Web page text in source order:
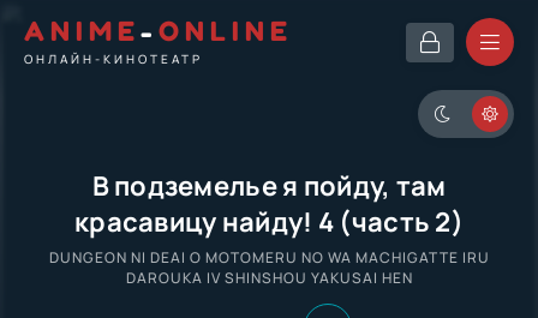
ANIME- ONLINE
ОНЛАЙН-КИНОТЕАТР
В подземелье я пойду, там
красавицу найду! 4 (часть 2)
DUNGEON NI DEAI O MOTOMERU NO WA MACHIGATTE IRU
DAROUKA IV SHINSHOU YAKUSAI HEN